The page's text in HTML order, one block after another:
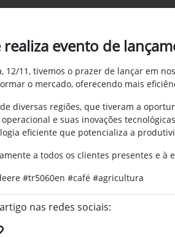
evento de
12/11, tivemos o prazer de lançar em
o mercado, oferecendo mais
diversas regiões, que tiveram a
e suas inovações
eficiente que potencializa a
a todos os clientes presentes e à
#tr5060en #café #agricultura
nas redes sociais: